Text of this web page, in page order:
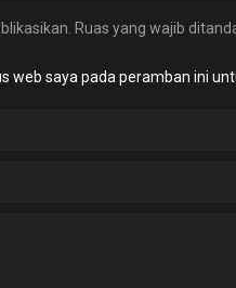
Ruas yang wajib
web saya pada peramban ini